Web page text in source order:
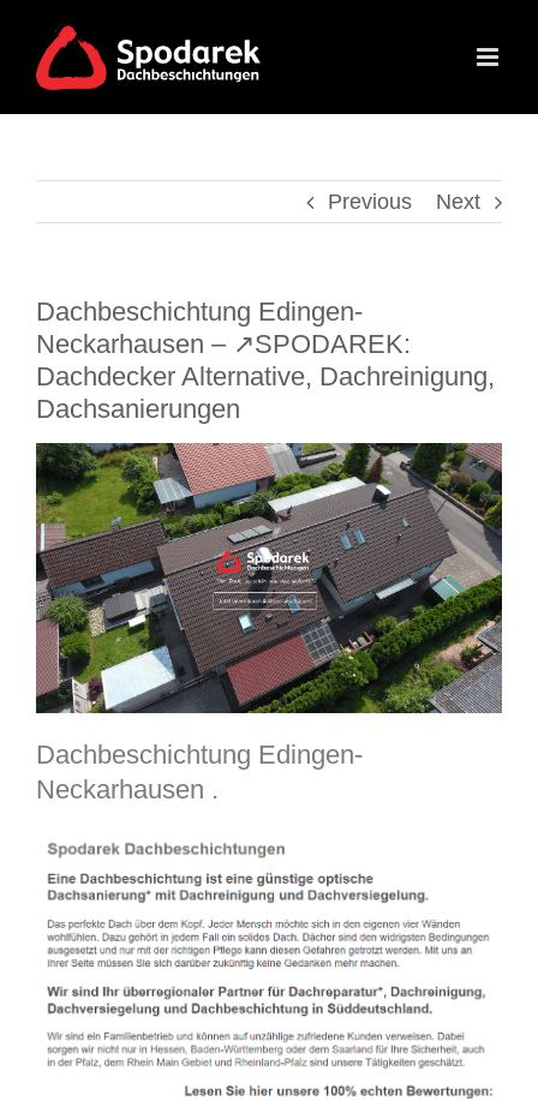
content
Previous Next
Dachbeschichtung Edingen-
Neckarhausen – ↗️SPODAREK:
Dachdecker Alternative, Dachreinigung,
Dachsanierungen
Dachbeschichtung Edingen-
Neckarhausen .